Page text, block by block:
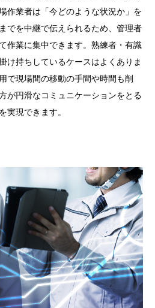
作業者は「今どのような状況か」を
でを中継で伝えられるため、管理者
作業に集中できます。熟練者・有識
け持ちしているケースはよくありま
で現場間の移動の手間や時間も削
が円滑なコミュニケーションをとる
実現できます。